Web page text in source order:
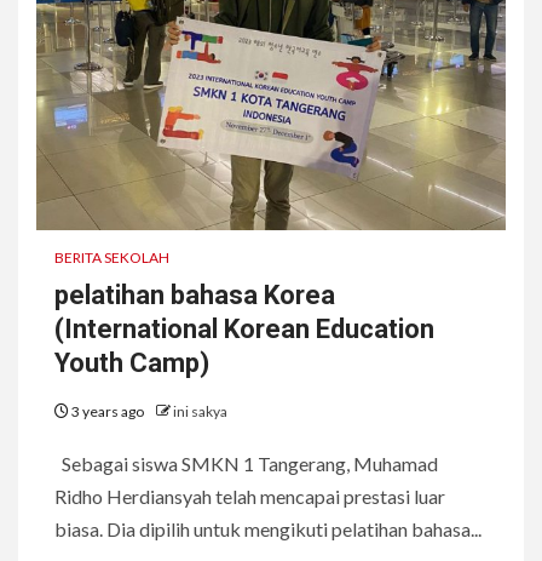
BERITA SEKOLAH
pelatihan bahasa Korea
(International Korean Education
Youth Camp)
3 years ago ini sakya
Sebagai siswa SMKN 1 Tangerang, Muhamad
Ridho Herdiansyah telah mencapai prestasi luar
biasa. Dia dipilih untuk mengikuti pelatihan bahasa...